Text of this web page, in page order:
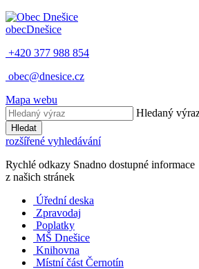
obecDnešice
+420 377 988 854
obec@dnesice.cz
Mapa webu
Hledaný
Hledat
rozšířené vyhledávání
Rychlé odkazy Snadno dostupné informace
z našich stránek
Úřední deska
Zpravodaj
Poplatky
MŠ Dnešice
Knihovna
Místní část Černotín